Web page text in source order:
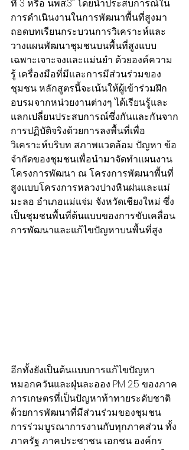
ที่ 3 หรือ นพส.3” โดยนำประสบการณ์ใน
การดำเนินงานในการพัฒนาพื้นที่สูงมา
ถอดบทเรียนกระบวนการวิเคราะห์และ
วางแผนพัฒนาชุมชนบนพื้นที่สูงแบบ
เฉพาะเจาะจงและแม่นยำ ด้วยองค์ความ
รู้ เครื่องมือที่มีและการมีส่วนร่วมของ
ชุมชน หลักสูตรนี้จะเน้นให้ผู้เข้าร่วมฝึก
อบรมจากหน่วยงานต่างๆ ได้เรียนรู้และ
แลกเปลี่ยนประสบการณ์ซึ่งกันและกันจาก
การปฏิบัติจริงด้วยการลงพื้นที่เพื่อ
วิเคราะห์บริบท สภาพแวดล้อม ปัญหา ข้อ
จำกัดของชุมชนเพื่อนำมาจัดทำแผนงาน
โครงการพัฒนา ณ โครงการพัฒนาพื้นที่
สูงแบบโครงการหลวงปางหินฝนและแม่
มะลอ อำเภอแม่แจ่ม จังหวัดเชียงใหม่ ซึ่ง
เป็นชุมชนพื้นที่ต้นแบบของการขับเคลื่อน
การพัฒนาและแก้ไขปัญหาบนพื้นที่สูง
อีกทั้งยังเป็นต้นแบบการแก้ไขปัญหา
หมอกควันและฝุ่นละออง PM 2.5 ของภาค
การเกษตรที่เป็นปัญหาท้าทายระดับชาติ
ด้วยการพัฒนาที่มีส่วนร่วมของชุมชน
การร่วมบูรณาการงานกับทุกภาคส่วน ทั้ง
ภาครัฐ ภาคประชาชน เอกชน องค์กร